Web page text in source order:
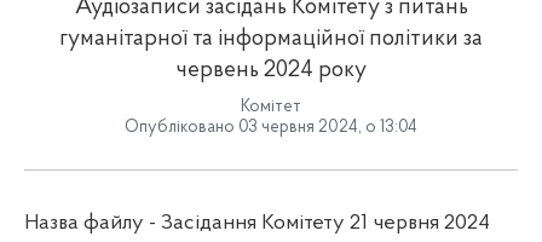
Аудіозаписи засідань Комітету з питань
гуманітарної та інформаційної політики за
червень 2024 року
Комітет
Опубліковано 03 червня 2024, о 13:04
Назва файлу - Засідання Комітету 21 червня 2024